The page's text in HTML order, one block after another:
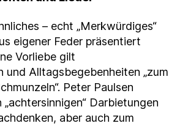
– echt „Merkwürdiges“
eigener Feder präsentiert
Vorliebe gilt
und Alltagsbegebenheiten „zum
Peter Paulsen
Darbietungen
aber auch zum